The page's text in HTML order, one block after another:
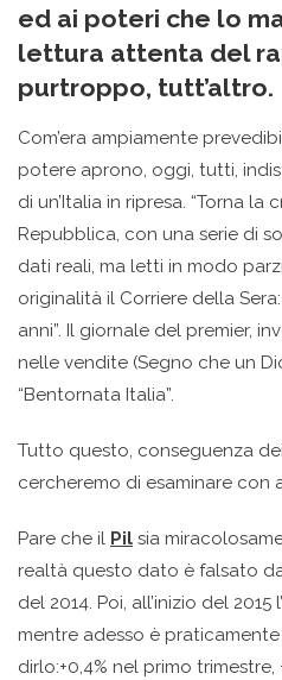
ed ai poteri che lo
lettura attenta del
purtroppo, tutt’altro.
Com’era ampiamente
potere aprono, oggi, tutti,
di un’Italia in ripresa. “Torna la
Repubblica, con una serie di
dati reali, ma letti in modo
originalità il Corriere della
anni”. Il giornale del premier,
nelle vendite (Segno che un
“Bentornata Italia”.
Tutto questo, conseguenza
cercheremo di esaminare con
Pare che il Pil sia
realtà questo dato è falsato
del 2014. Poi, all’inizio del
mentre adesso è
dirlo:+0,4% nel primo